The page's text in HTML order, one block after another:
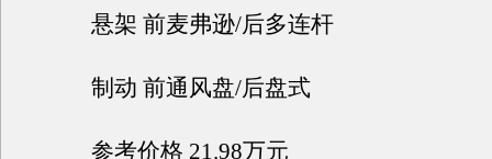
悬架 前麦弗逊/后多连杆
制动 前通风盘/后盘式
参考价格 21.98万元